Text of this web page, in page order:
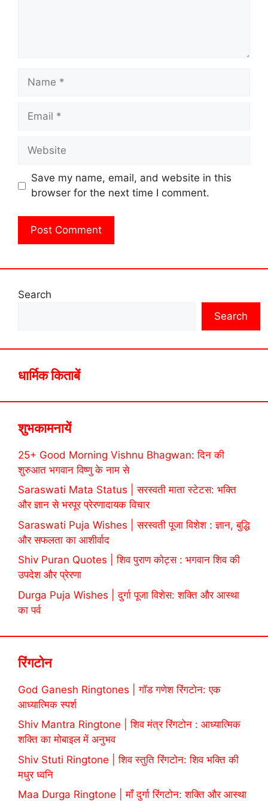
Name
Email
Website
Save my name, email, and website in this
browser for the next time I comment.
Search
Search
धार्मिक किताबें
शुभकामनायें
25+ Good Morning Vishnu Bhagwan: दिन की
शुरुआत भगवान विष्णु के नाम से
Saraswati Mata Status | सरस्वती माता स्टेटस: भक्ति
और ज्ञान से भरपूर प्रेरणादायक विचार
Saraswati Puja Wishes | सरस्वती पूजा विशेश : ज्ञान, बुद्धि
और सफलता का आशीर्वाद
Shiv Puran Quotes | शिव पुराण कोट्स : भगवान शिव की
उपदेश और प्रेरणा
Durga Puja Wishes | दुर्गा पूजा विशेस: शक्ति और आस्था
का पर्व
रिंगटोन
God Ganesh Ringtones | गॉड गणेश रिंगटोन: एक
आध्यात्मिक स्पर्श
Shiv Mantra Ringtone | शिव मंत्र रिंगटोन : आध्यात्मिक
शक्ति का मोबाइल में अनुभव
Shiv Stuti Ringtone | शिव स्तुति रिंगटोन: शिव भक्ति की
मधुर ध्वनि
Maa Durga Ringtone | माँ दुर्गा रिंगटोन: शक्ति और आस्था